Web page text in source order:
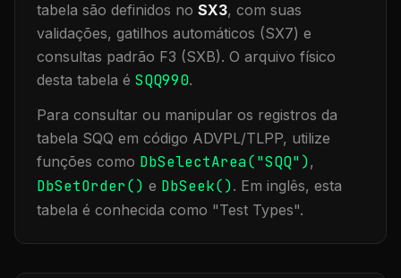
tabela são definidos no SX3, com suas
validações, gatilhos automáticos (SX7) e
consultas padrão F3 (SXB). O arquivo físico
desta tabela é SQQ990.
Para consultar ou manipular os registros da
tabela SQQ em código ADVPL/TLPP, utilize
funções como DbSelectArea("SQQ"),
DbSetOrder() e DbSeek(). Em inglês, esta
tabela é conhecida como "Test Types".